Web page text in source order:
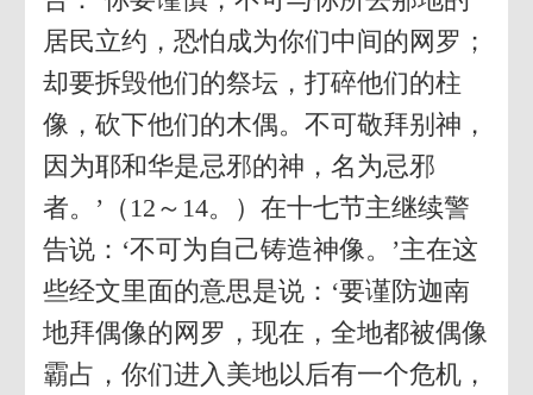
居民立约，恐怕成为你们中间的网罗；
却要拆毁他们的祭坛，打碎他们的柱
像，砍下他们的木偶。不可敬拜别神，
因为耶和华是忌邪的神，名为忌邪
者。’（12～14。）在十七节主继续警
告说：‘不可为自己铸造神像。’主在这
些经文里面的意思是说：‘要谨防迦南
地拜偶像的网罗，现在，全地都被偶像
霸占，你们进入美地以后有一个危机，